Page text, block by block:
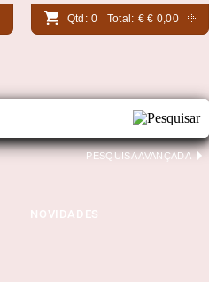
Qtd: 0 Total: €€ 0,00
PESQUISA AVANÇADA
NOVIDADES